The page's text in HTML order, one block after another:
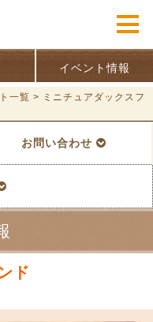
イベント情報
一覧 > ミニチュアダックスフ
お問い合わせ
ド